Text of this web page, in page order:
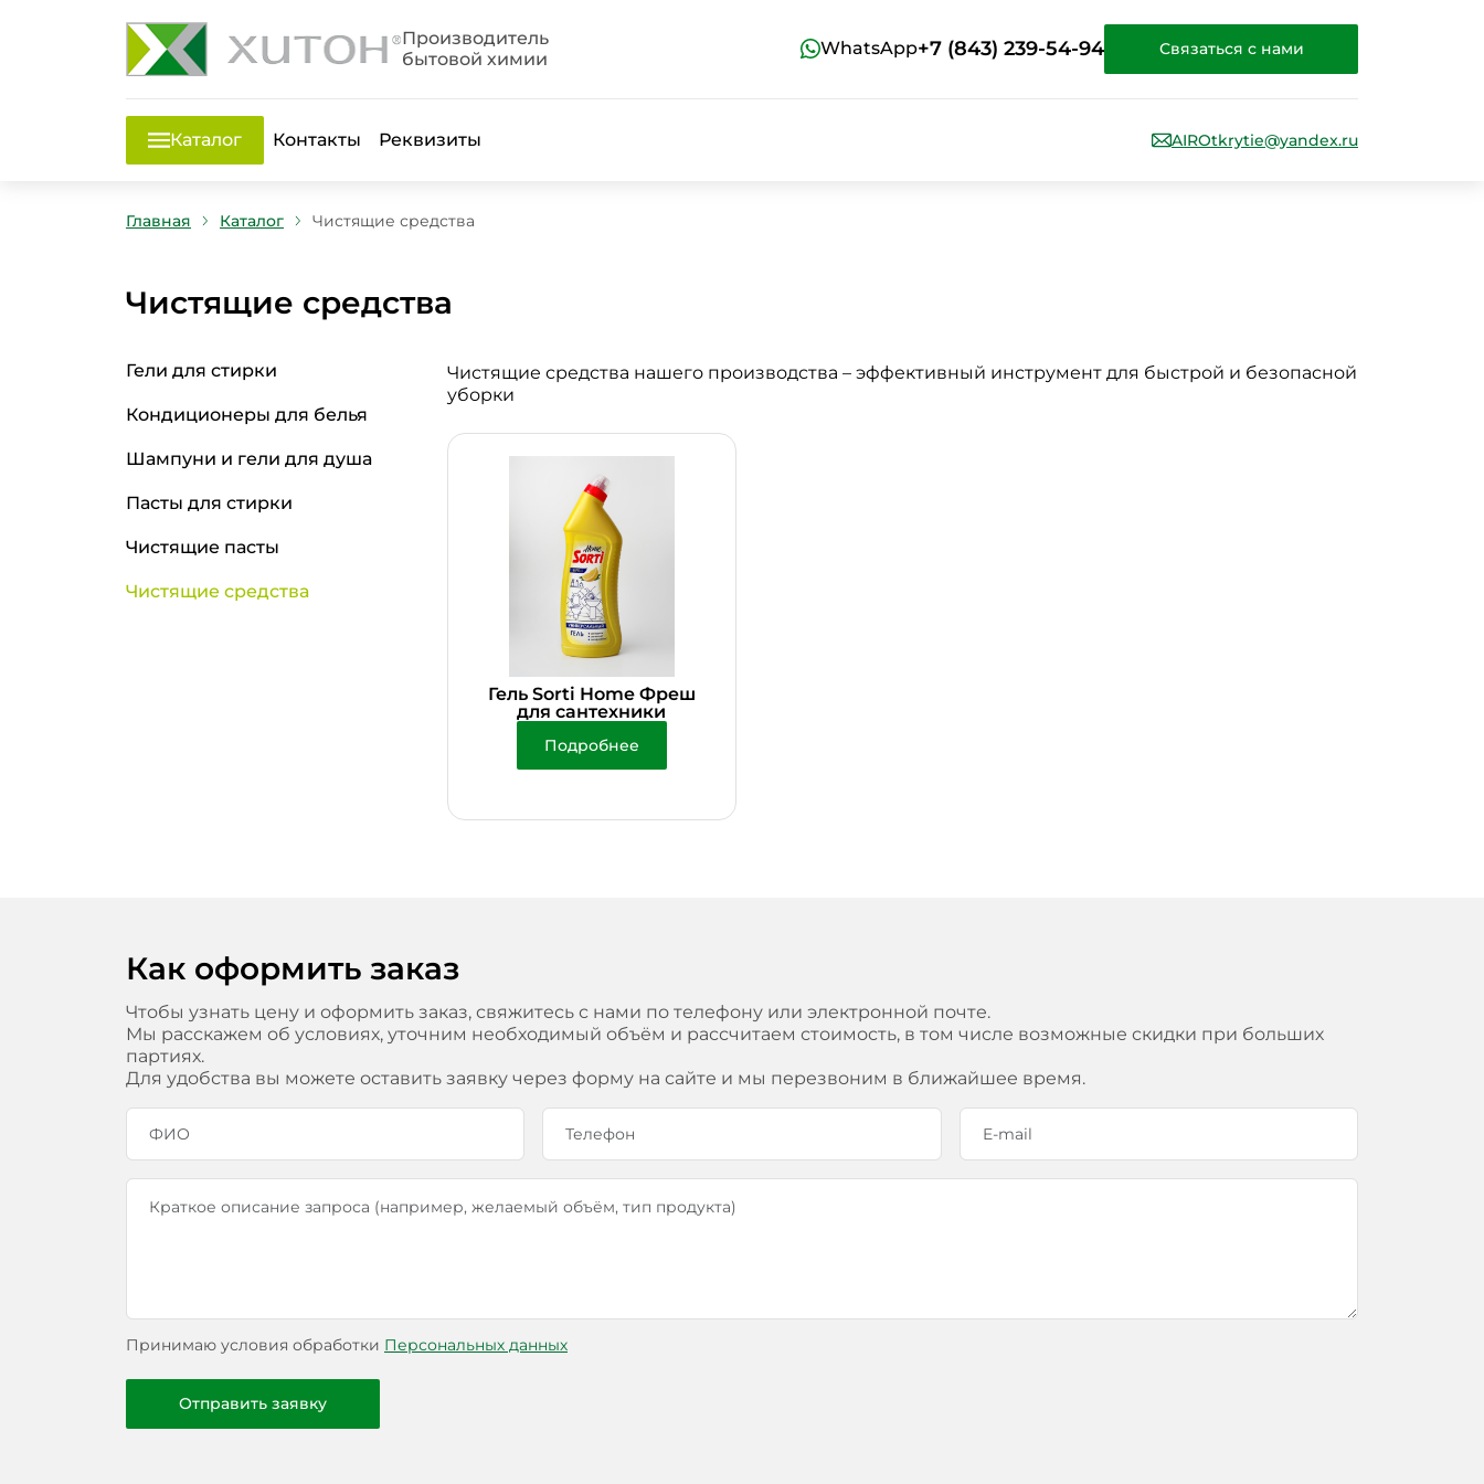
Производитель
бытовой химии
WhatsApp+7 (843) 239-54-94 Связаться с нами
Каталог Контакты Реквизиты AIROtkrytie@yandex.ru
Главная Каталог Чистящие средства
Чистящие средства
Гели для стирки
Кондиционеры для белья
Шампуни и гели для душа
Пасты для стирки
Чистящие пасты
Чистящие средства
Чистящие средства нашего производства – эффективный инструмент для быстрой и безопасной
уборки
Гель Sorti Home Фреш
для сантехники
Подробнее
Как оформить заказ
Чтобы узнать цену и оформить заказ, свяжитесь с нами по телефону или электронной почте.
Мы расскажем об условиях, уточним необходимый объём и рассчитаем стоимость, в том числе возможные скидки при больших
партиях.
Для удобства вы можете оставить заявку через форму на сайте и мы перезвоним в ближайшее время.
Принимаю условия обработки Персональных данных
Отправить заявку